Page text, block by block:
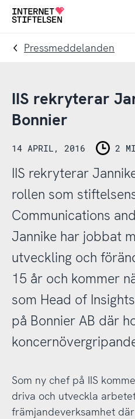
Till
navigering
Till
innehåll
Till
Pressmeddelanden
IIS rekryterar
Bonnier
14 APRIL, 2016 2
IIS rekryterar
rollen som
Communications
Jannike har jobbat
utveckling och
15 år och kommer
som Head of
på Bonnier AB där
Som ny chef på IIS
driva och utveckla
främjandeverksamhet